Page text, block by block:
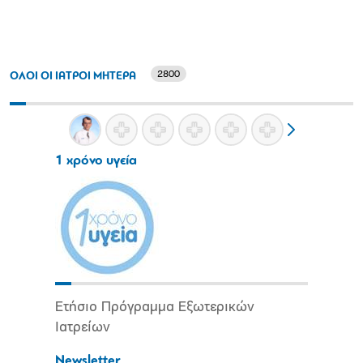
ΟΛΟΙ ΟΙ ΙΑΤΡΟΙ ΜΗΤΕΡΑ 2800
1 χρόνο υγεία
Ετήσιο Πρόγραμμα Εξωτερικών
Ιατρείων